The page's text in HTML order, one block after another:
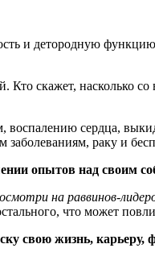
и детородную
скажет, насколько
воспалению сердца,
раку и
опытов над своим
на раввинов-
что может
свою жизнь,